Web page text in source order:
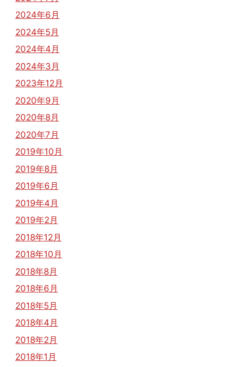
2024年6月
2024年5月
2024年4月
2024年3月
2023年12月
2020年9月
2020年8月
2020年7月
2019年10月
2019年8月
2019年6月
2019年4月
2019年2月
2018年12月
2018年10月
2018年8月
2018年6月
2018年5月
2018年4月
2018年2月
2018年1月